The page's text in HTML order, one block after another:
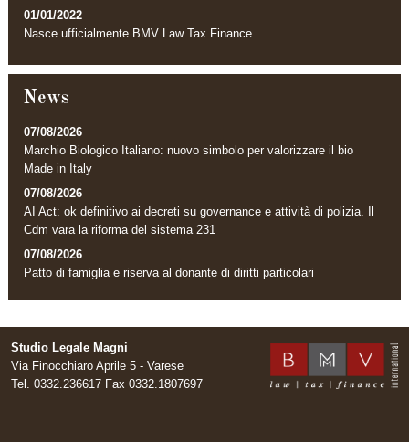
01/01/2022
Nasce ufficialmente BMV Law Tax Finance
News
07/08/2026
Marchio Biologico Italiano: nuovo simbolo per valorizzare il bio
Made in Italy
07/08/2026
AI Act: ok definitivo ai decreti su governance e attività di polizia. Il
Cdm vara la riforma del sistema 231
07/08/2026
Patto di famiglia e riserva al donante di diritti particolari
Studio Legale Magni
Via Finocchiaro Aprile 5 - Varese
Tel. 0332.236617 Fax 0332.1807697